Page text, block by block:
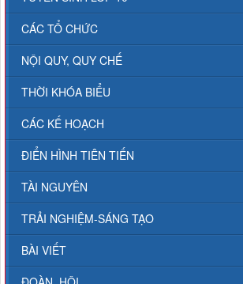
CÁC TỔ CHỨC
NỘI QUY, QUY CHẾ
THỜI KHÓA BIỂU
CÁC KẾ HOẠCH
ĐIỂN HÌNH TIÊN TIẾN
TÀI NGUYÊN
TRẢI NGHIỆM-SÁNG TẠO
BÀI VIẾT